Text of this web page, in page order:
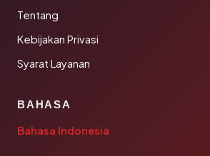
Tentang
Kebijakan Privasi
Syarat Layanan
BAHASA
Bahasa Indonesia